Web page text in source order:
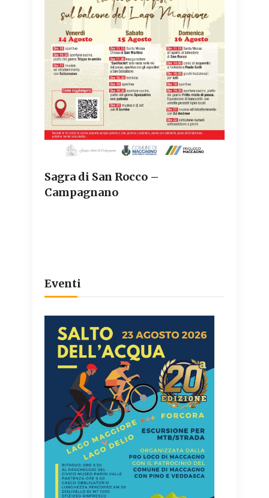
Sagra di San Rocco –
Campagnano
Eventi